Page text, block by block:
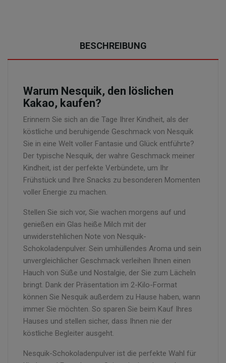
BESCHREIBUNG
Warum Nesquik, den löslichen
Kakao, kaufen?
Erinnern Sie sich an die Tage Ihrer Kindheit, als der
köstliche und beruhigende Geschmack von Nesquik
Sie in eine Welt voller Fantasie und Glück entführte?
Der typische Nesquik, der wahre Geschmack meiner
Kindheit, ist der perfekte Verbündete, um Ihr
Frühstück und Ihre Snacks zu besonderen Momenten
voller Energie zu machen.
Stellen Sie sich vor, Sie wachen morgens auf und
genießen ein Glas heiße Milch mit der
unwiderstehlichen Note von Nesquik-
Schokoladenpulver. Sein umhüllendes Aroma und sein
unvergleichlicher Geschmack verleihen Ihnen einen
Hauch von Süße und Nostalgie, der Sie zum Lächeln
bringt. Dank der Präsentation im 2-Kilo-Format
können Sie Nesquik außerdem zu Hause haben, wann
immer Sie möchten. So sparen Sie beim Kauf Ihres
Hauses und stellen sicher, dass Ihnen nie der
köstliche Begleiter ausgeht.
Nesquik-Schokoladenpulver ist die perfekte Wahl für